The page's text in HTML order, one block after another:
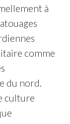
à
comme
du nord.
culture